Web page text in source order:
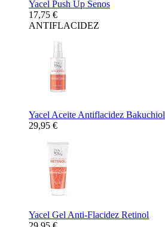
Yacel Push Up Senos
17,75 €
ANTIFLACIDEZ
Yacel Aceite Antiflacidez Bakuchiol
29,95 €
Yacel Gel Anti-Flacidez Retinol